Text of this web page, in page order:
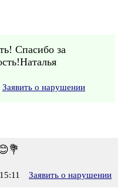
Спасибо за
Заявить о нарушении
Заявить о нарушении